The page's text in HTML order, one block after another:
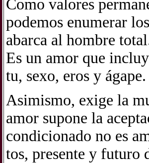
Como va­lo­res
po­de­mos enu­me­rar
abar­ca al hom­bre
Es un amor que
tu, sexo, eros y ága­pe.
Asi­mis­mo, exi­ge la
amor su­po­ne la
con­di­cio­na­do no es
tos, pre­sen­te y fu­tu­ro